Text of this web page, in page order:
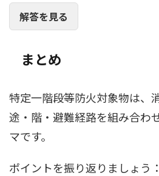
解答を見る
まとめ
特定一階段等防火対象物は、
途・階・避難経路を組み合わ
マです。
ポイントを振り返りましょう：